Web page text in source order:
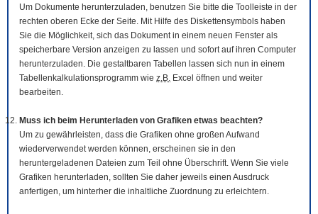
Um Dokumente herunterzuladen, benutzen Sie bitte die Tool leiste in der
rechten oberen Ecke der Seite. Mit Hilfe des Diskettensymbols haben
Sie die Möglichkeit, sich das Dokument in einem neuen Fenster als
speicherbare Version anzeigen zu lassen und sofort auf ihren Computer
herunterzuladen. Die gestaltbaren Tabellen lassen sich nun in einem
Tabellenkalkulationsprogramm wie z.B. Excel öffnen und weiter
bearbeiten.
Muss ich beim Herunterladen von Grafiken etwas beachten?
Um zu gewährleisten, dass die Grafiken ohne großen Aufwand
wiederverwendet werden können, erscheinen sie in den
heruntergeladenen Dateien zum Teil ohne Überschrift. Wenn Sie viele
Grafiken herunterladen, sollten Sie daher jeweils einen Ausdruck
anfertigen, um hinterher die inhaltliche Zuordnung zu erleichtern.